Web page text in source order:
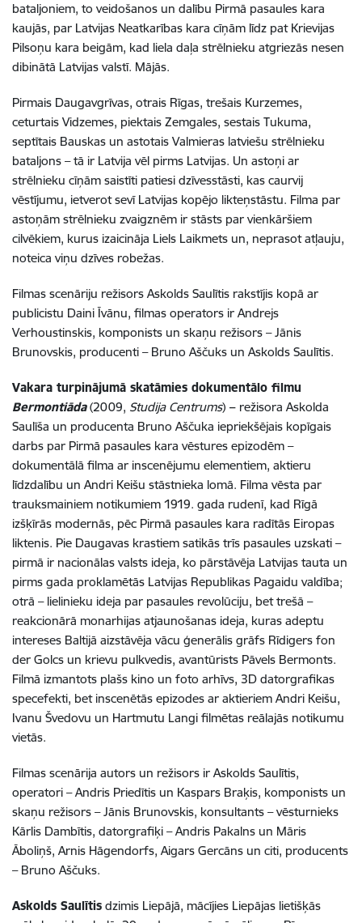
bataljoniem, to veidošanos un dalību Pirmā pasaules kara
kaujās, par Latvijas Neatkarības kara cīņām līdz pat Krievijas
Pilsoņu kara beigām, kad liela daļa strēlnieku atgriezās nesen
dibinātā Latvijas valstī. Mājās.
Pirmais Daugavgrīvas, otrais Rīgas, trešais Kurzemes,
ceturtais Vidzemes, piektais Zemgales, sestais Tukuma,
septītais Bauskas un astotais Valmieras latviešu strēlnieku
bataljons – tā ir Latvija vēl pirms Latvijas. Un astoņi ar
strēlnieku cīņām saistīti patiesi dzīvesstāsti, kas caurvij
vēstījumu, ietverot sevī Latvijas kopējo likteņstāstu. Filma par
astoņām strēlnieku zvaigznēm ir stāsts par vienkāršiem
cilvēkiem, kurus izaicināja Liels Laikmets un, neprasot atļauju,
noteica viņu dzīves robežas.
Filmas scenāriju režisors Askolds Saulītis rakstījis kopā ar
publicistu Daini Īvānu, filmas operators ir Andrejs
Verhoustinskis, komponists un skaņu režisors – Jānis
Brunovskis, producenti – Bruno Aščuks un Askolds Saulītis.
Vakara turpinājumā skatāmies dokumentālo filmu
Bermontiāda(2009, Studija Centrums) – režisora Askolda
Saulīša un producenta Bruno Aščuka iepriekšējais kopīgais
darbs par Pirmā pasaules kara vēstures epizodēm –
dokumentālā filma ar inscenējumu elementiem, aktieru
līdzdalību un Andri Keišu stāstnieka lomā. Filma vēsta par
trauksmainiem notikumiem 1919. gada rudenī, kad Rīgā
izšķīrās modernās, pēc Pirmā pasaules kara radītās Eiropas
liktenis. Pie Daugavas krastiem satikās trīs pasaules uzskati –
pirmā ir nacionālas valsts ideja, ko pārstāvēja Latvijas tauta un
pirms gada proklamētās Latvijas Republikas Pagaidu valdība;
otrā – lielinieku ideja par pasaules revolūciju, bet trešā –
reakcionārā monarhijas atjaunošanas ideja, kuras adeptu
intereses Baltijā aizstāvēja vācu ģenerālis grāfs Rīdigers fon
der Golcs un krievu pulkvedis, avantūrists Pāvels Bermonts.
Filmā izmantots plašs kino un foto arhīvs, 3D datorgrafikas
specefekti, bet inscenētās epizodes ar aktieriem Andri Keišu,
Ivanu Švedovu un Hartmutu Langi filmētas reālajās notikumu
vietās.
Filmas scenārija autors un režisors ir Askolds Saulītis,
operatori – Andris Priedītis un Kaspars Braķis, komponists un
skaņu režisors – Jānis Brunovskis, konsultants – vēsturnieks
Kārlis Dambītis, datorgrafiķi – Andris Pakalns un Māris
Āboliņš, Arnis Hāgendorfs, Aigars Gercāns un citi, producents
– Bruno Aščuks.
Askolds Saulītis dzimis Liepājā, mācījies Liepājas lietišķās